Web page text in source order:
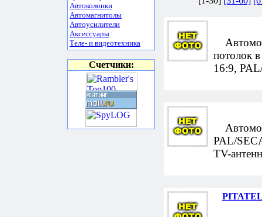
Автоколонки
Автомагнитолы
Автоусилители
Аксессуары
Теле- и видеотехника
Счетчики:
потолок
16:9,
PAL/
TV-
PITATEL